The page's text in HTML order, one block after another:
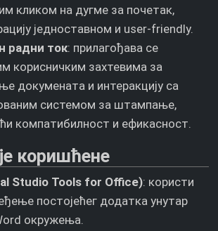
кликом на дугме за почетак,
једноставном и user-friendly.
радни ток: прилагођава се
корисничким захтевима за
докумената и интеракцију са
системом за штампање,
компатибилност и ефикасност.
коришћене
Studio Tools for Office): користи
постојећег додатка унутар
окружења.